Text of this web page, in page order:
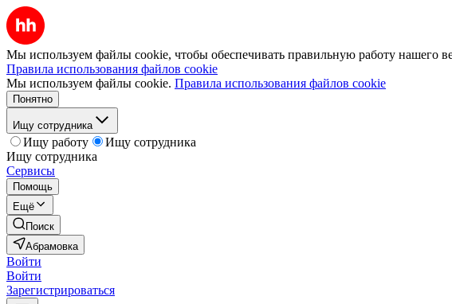
Мы используем файлы cookie, чтобы обеспечивать правильную работу нашего
Правила использования файлов cookie
Мы используем файлы cookie. Правила использования файлов cookie
Понятно
Ищу сотрудника
Ищу работу
Ищу сотрудника
Ищу сотрудника
Сервисы
Помощь
Ещё
Поиск
Абрамовка
Войти
Войти
Зарегистрироваться